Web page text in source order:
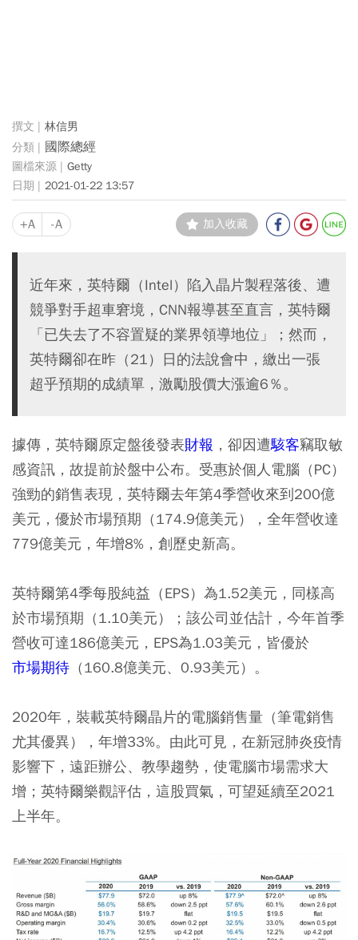
林信男
國際總經
Getty
2021-01-22 13:57
+A -A 加入收藏
近年來，英特爾（Intel）陷入晶片製程落後、遭
競爭對手超車窘境，CNN報導甚至直言，英特爾
「已失去了不容置疑的業界領導地位」；然而，
英特爾卻在昨（21）日的法說會中，繳出一張
超乎預期的成績單，激勵股價大漲逾6％。
據傳，英特爾原定盤後發表財報 ，卻因遭駭客竊取敏
感資訊，故提前於盤中公布。受惠於個人電腦（PC）
強勁的銷售表現，英特爾去年第4季營收來到200億
美元，優於市場預期（174.9億美元），全年營收達
779億美元，年增8%，創歷史新高。
英特爾第4季每股純益（EPS）為1.52美元，同樣高
於市場預期（1.10美元）；該公司並估計，今年首季
營收可達186億美元，EPS為1.03美元，皆優於
市場期待 （160.8億美元、0.93美元）。
2020年，裝載英特爾晶片的電腦銷售量（筆電銷售
尤其優異），年增33%。由此可見，在新冠肺炎疫情
影響下，遠距辦公、教學趨勢，使電腦市場需求大
增；英特爾樂觀評估，這股買氣，可望延續至2021
上半年。